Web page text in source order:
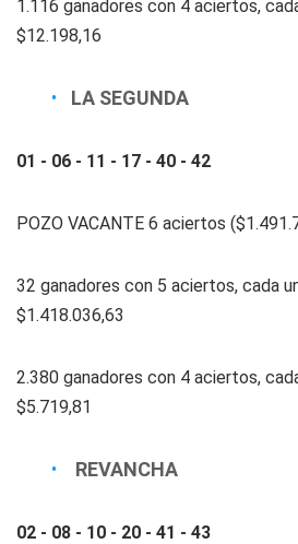
1.116 ganadores con 4 aciertos,
$12.198,16
LA SEGUNDA
01 - 06 - 11 - 17 - 40 - 42
POZO VACANTE 6 aciertos
32 ganadores con 5 aciertos, cada
$1.418.036,63
2.380 ganadores con 4 aciertos,
$5.719,81
REVANCHA
02 - 08 - 10 - 20 - 41 - 43